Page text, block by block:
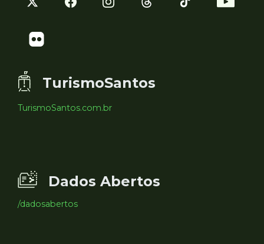
TurismoSantos
TurismoSantos.com.br
Dados Abertos
/dadosabertos